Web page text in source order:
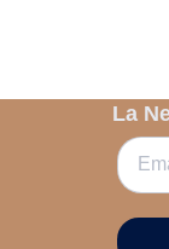
La